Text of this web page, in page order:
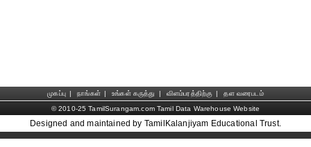
முகப்பு | நாங்கள் | உங்கள் கருத்து | விளம்பரத்திற்கு |
தள வரைபடம்
© 2010-25 TamilSurangam.com Tamil Data Warehouse Website
Designed and maintained by TamilKalanjiyam Educational Trust.